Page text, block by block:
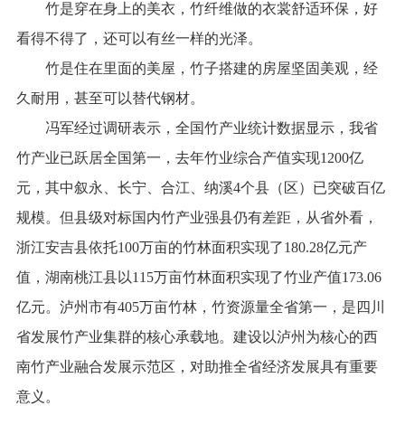
竹是穿在身上的美衣，竹纤维做的衣裳舒适环保，好
看得不得了，还可以有丝一样的光泽。
竹是住在里面的美屋，竹子搭建的房屋坚固美观，经
久耐用，甚至可以替代钢材。
冯军经过调研表示，全国竹产业统计数据显示，我省
竹产业已跃居全国第一，去年竹业综合产值实现1200亿
元，其中叙永、长宁、合江、纳溪4个县（区）已突破百亿
规模。但县级对标国内竹产业强县仍有差距，从省外看，
浙江安吉县依托100万亩的竹林面积实现了180.28亿元产
值，湖南桃江县以115万亩竹林面积实现了竹业产值173.06
亿元。泸州市有405万亩竹林，竹资源量全省第一，是四川
省发展竹产业集群的核心承载地。建设以泸州为核心的西
南竹产业融合发展示范区，对助推全省经济发展具有重要
意义。